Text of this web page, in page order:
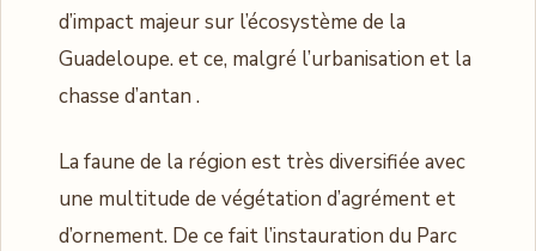
d’impact majeur sur l’écosystème de la
Guadeloupe. et ce, malgré l’urbanisation et la
chasse d’antan .
La faune de la région est très diversifiée avec
une multitude de végétation d’agrément et
d’ornement. De ce fait l’instauration du Parc